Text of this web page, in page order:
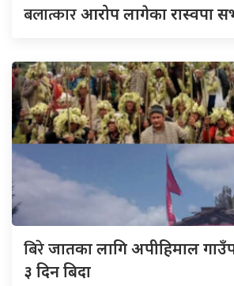
बलात्कारआरोप लागेका रास्वपा
बिरेजातका लागि अपीहिमाल
३ दिन बिदा